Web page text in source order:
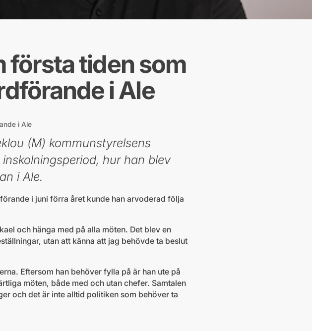
första tiden som
i Ale
i Ale
(M) kommunstyrelsens
hur han blev
i Ale.
i juni förra året kunde han arvoderad följa
och hänga med på alla möten. Det blev en
utan att känna att jag behövde ta beslut
Eftersom han behöver fylla på är han ute på
möten, både med och utan chefer. Samtalen
och det är inte alltid politiken som behöver ta